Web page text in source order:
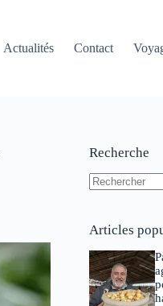
Actualités
Contact
Recherche
Articles